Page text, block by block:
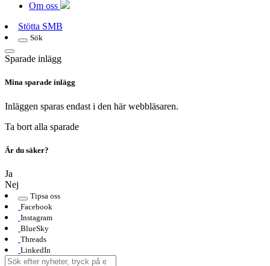
Om oss
Stötta SMB
Sök
Sparade inlägg
Mina sparade inlägg
Inläggen sparas endast i den här webbläsaren.
Ta bort alla sparade
Är du säker?
Ja
Nej
Tipsa oss
Facebook
Instagram
BlueSky
Threads
LinkedIn